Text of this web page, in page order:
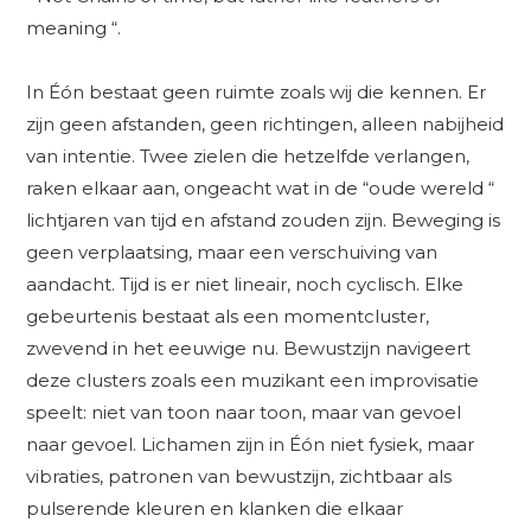
meaning “.
In Éón bestaat geen ruimte zoals wij die kennen. Er
zijn geen afstanden, geen richtingen, alleen nabijheid
van intentie. Twee zielen die hetzelfde verlangen,
raken elkaar aan, ongeacht wat in de “oude wereld “
lichtjaren van tijd en afstand zouden zijn. Beweging is
geen verplaatsing, maar een verschuiving van
aandacht. Tijd is er niet lineair, noch cyclisch. Elke
gebeurtenis bestaat als een momentcluster,
zwevend in het eeuwige nu. Bewustzijn navigeert
deze clusters zoals een muzikant een improvisatie
speelt: niet van toon naar toon, maar van gevoel
naar gevoel. Lichamen zijn in Éón niet fysiek, maar
vibraties, patronen van bewustzijn, zichtbaar als
pulserende kleuren en klanken die elkaar